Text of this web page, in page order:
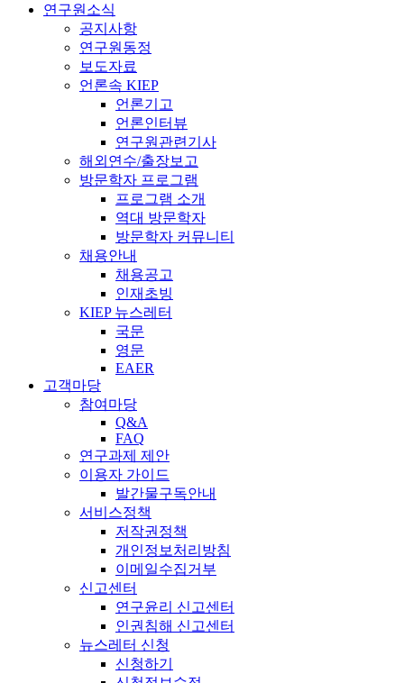
연구원소식
공지사항
연구원동정
보도자료
언론속 KIEP
언론기고
언론인터뷰
연구원관련기사
해외연수/출장보고
방문학자 프로그램
프로그램 소개
역대 방문학자
방문학자 커뮤니티
채용안내
채용공고
인재초빙
KIEP 뉴스레터
국문
영문
EAER
고객마당
참여마당
Q&A
FAQ
연구과제 제안
이용자 가이드
발간물구독안내
서비스정책
저작권정책
개인정보처리방침
이메일수집거부
신고센터
연구윤리 신고센터
인권침해 신고센터
뉴스레터 신청
신청하기